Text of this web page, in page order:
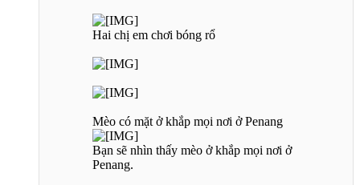
Hai chị em chơi bóng rổ
Mèo có mặt ở khắp mọi nơi ở Penang
Bạn sẽ nhìn thấy mèo ở khắp mọi nơi ở
Penang.